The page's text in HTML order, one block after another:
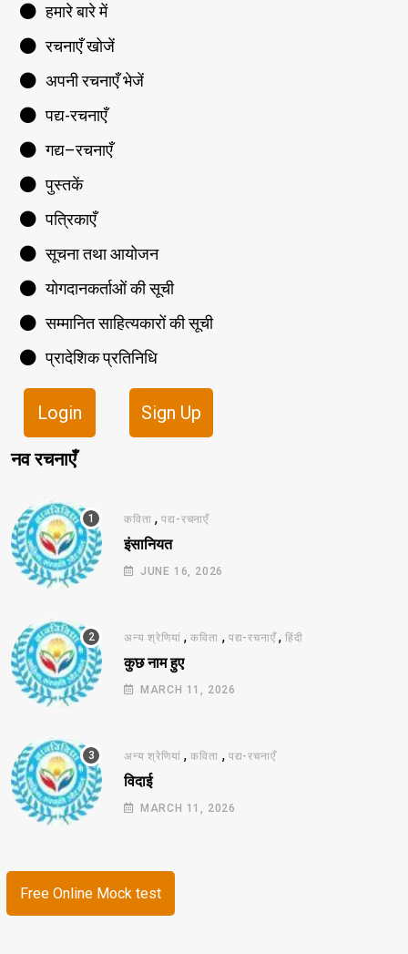
हमारे बारे में
रचनाएँ खोजें
अपनी रचनाएँ भेजें
पद्य-रचनाएँ
गद्य–रचनाएँ
पुस्तकें
पत्रिकाएँ
सूचना तथा आयोजन
योगदानकर्ताओं की सूची
सम्मानित साहित्यकारों की सूची
प्रादेशिक प्रतिनिधि
Login Sign Up
नव रचनाएँ
कविता ,पद्य-रचनाएँ
इंसानियत
JUNE 16, 2026
अन्य श्रेणियां ,कविता , पद्य-रचनाएँ,हिंदी
कुछ नाम हुए
MARCH 11, 2026
अन्य श्रेणियां ,कविता , पद्य-रचनाएँ
विदाई
MARCH 11, 2026
Free Online Mock test